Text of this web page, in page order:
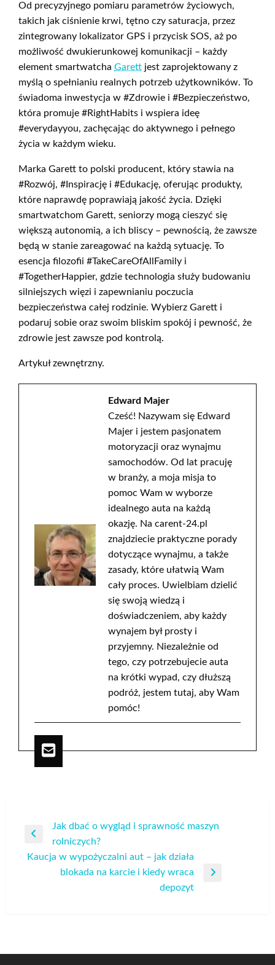
Od precyzyjnego pomiaru parametrów życiowych,
takich jak ciśnienie krwi, tętno czy saturacja, przez
zintegrowany lokalizator GPS i przycisk SOS, aż po
możliwość dwukierunkowej komunikacji – każdy
element smartwatcha Garett jest zaprojektowany z
myślą o spełnianiu realnych potrzeb użytkowników. To
świadoma inwestycja w #Zdrowie i #Bezpieczeństwo,
która promuje #RightHabits i wspiera ideę
#everydayyou, zachęcając do aktywnego i pełnego
życia w każdym wieku.
Marka Garett to polski producent, który stawia na
#Rozwój, #Inspirację i #Edukację, oferując produkty,
które naprawdę poprawiają jakość życia. Dzięki
smartwatchom Garett, seniorzy mogą cieszyć się
większą autonomią, a ich bliscy – pewnością, że zawsze
będą w stanie zareagować na każdą sytuację. To
esencja filozofii #TakeCareOfAllFamily i
#TogetherHappier, gdzie technologia służy budowaniu
silniejszych więzi i zapewnianiu poczucia
bezpieczeństwa całej rodzinie. Wybierz Garett i
podaruj sobie oraz swoim bliskim spokój i pewność, że
zdrowie jest zawsze pod kontrolą.
Artykuł zewnętrzny.
Edward Majer
Cześć! Nazywam się Edward
Majer i jestem pasjonatem
motoryzacji oraz wynajmu
samochodów. Od lat pracuję
w branży, a moja misja to
pomoc Wam w wyborze
idealnego auta na każdą
okazję. Na carent-24.pl
znajdziecie praktyczne porady
dotyczące wynajmu, a także
zasady, które ułatwią Wam
cały proces. Uwielbiam dzielić
się swoją wiedzą i
doświadczeniem, aby każdy
wynajem był prosty i
przyjemny. Niezależnie od
tego, czy potrzebujecie auta
na krótki wypad, czy dłuższą
podróż, jestem tutaj, aby Wam
pomóc!
Nawigacja
wpisu
Poprzedni
wpis
Jak dbać o wygląd i sprawność maszyn
rolniczych?
Kaucja w wypożyczalni aut – jak działa
blokada na karcie i kiedy wraca
depozyt